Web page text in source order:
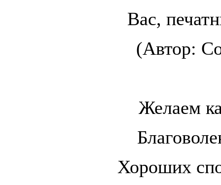
Вас,
(Автор:
Желаем
Хороших